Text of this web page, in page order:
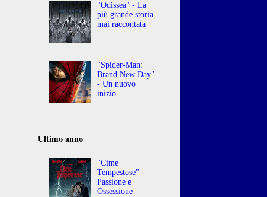
"Odissea" - La
più grande storia
mai raccontata
"Spider-Man:
Brand New Day"
- Un nuovo
inizio
Ultimo anno
"Cime
Tempestose" -
Passione e
Ossessione